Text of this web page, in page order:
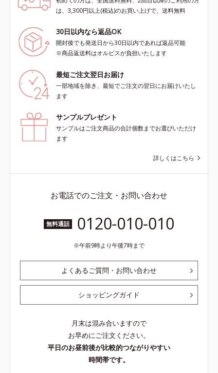
は、3,300円以上(税込)のお買い上げで、送料無料
30日以内なら返品OK
開封後でも発送日から30日以内であれば返品可能
※商品返送料はオルビスが負担いたします
最短ご注文翌日お届け
一部地域を除き、最短でご注文の翌日にお届けいたし
ます
サンプルプレゼント
サンプルはご注文商品の合計個数までお選びいただけ
ます
詳しくはこちら
お電話でのご注文・お問い合わせ
無料通話 0120-010-010
午前9時より午後7時まで
よくあるご質問・お問い合わせ
ショッピングガイド
月末は混み合いますので
お早めにご注文ください。
平日のお昼前後が比較的つながりやすい
時間帯です。